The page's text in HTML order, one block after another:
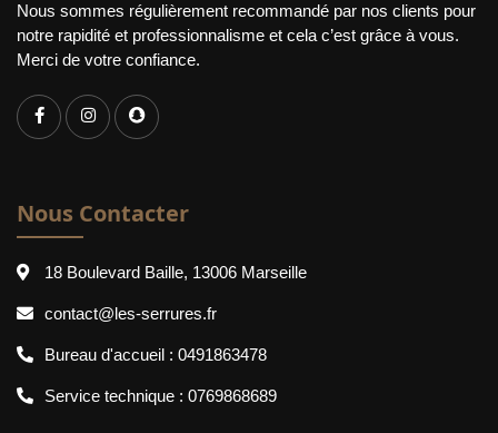
Nous sommes régulièrement recommandé par nos clients pour
notre rapidité et professionnalisme et cela c’est grâce à vous.
Merci de votre confiance.
Nous Contacter
18 Boulevard Baille, 13006 Marseille
contact@les-serrures.fr
Bureau d'accueil : 0491863478
Service technique : 0769868689